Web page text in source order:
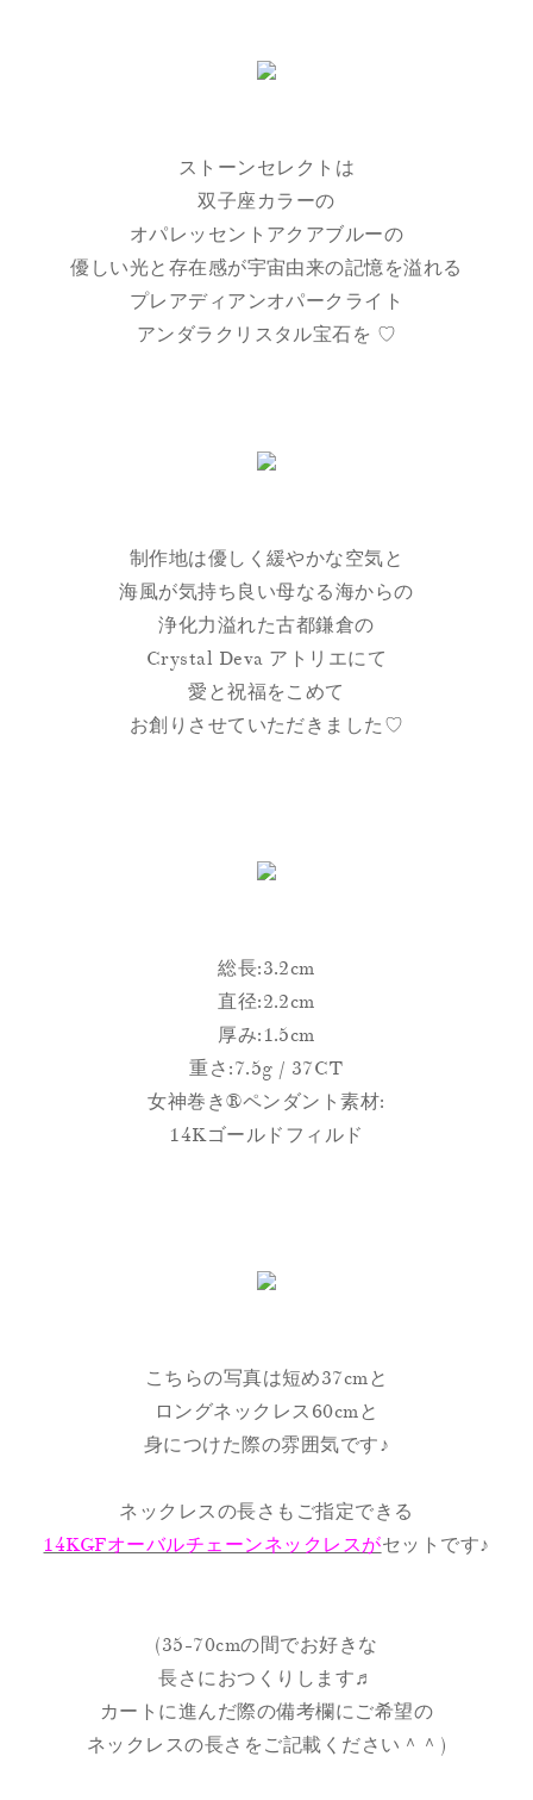
ストーンセレクトは
双子座カラーの
オパレッセントアクアブルーの
優しい光と存在感が宇宙由来の記憶を溢れる
プレアディアンオパークライト
アンダラクリスタル宝石を ♡
制作地は優しく緩やかな空気と
海風が気持ち良い母なる海からの
浄化力溢れた古都鎌倉の
Crystal Deva アトリエにて
愛と祝福をこめて
お創りさせていただきました♡
総長:3.2cm
直径:2.2cm
厚み:1.5cm
重さ:7.5g / 37CT
女神巻き®︎ペンダント素材:
14Kゴールドフィルド
こちらの写真は短め37cmと
ロングネックレス60cmと
身につけた際の雰囲気です♪
ネックレスの長さもご指定できる
14KGFオーバルチェーンネックレスがセットです♪
(35-70cmの間でお好きな
長さにおつくりします♬
カートに進んだ際の備考欄にご希望の
ネックレスの長さをご記載ください＾＾)